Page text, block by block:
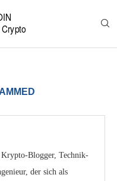
Blogger, Technik-
der sich als